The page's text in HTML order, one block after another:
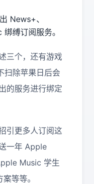
News+、
缚订阅服务。
三个，还有游戏
扫除苹果日后会
的服务进行绑定
引更多人订阅这
一年 Apple
Music 学生
等等。